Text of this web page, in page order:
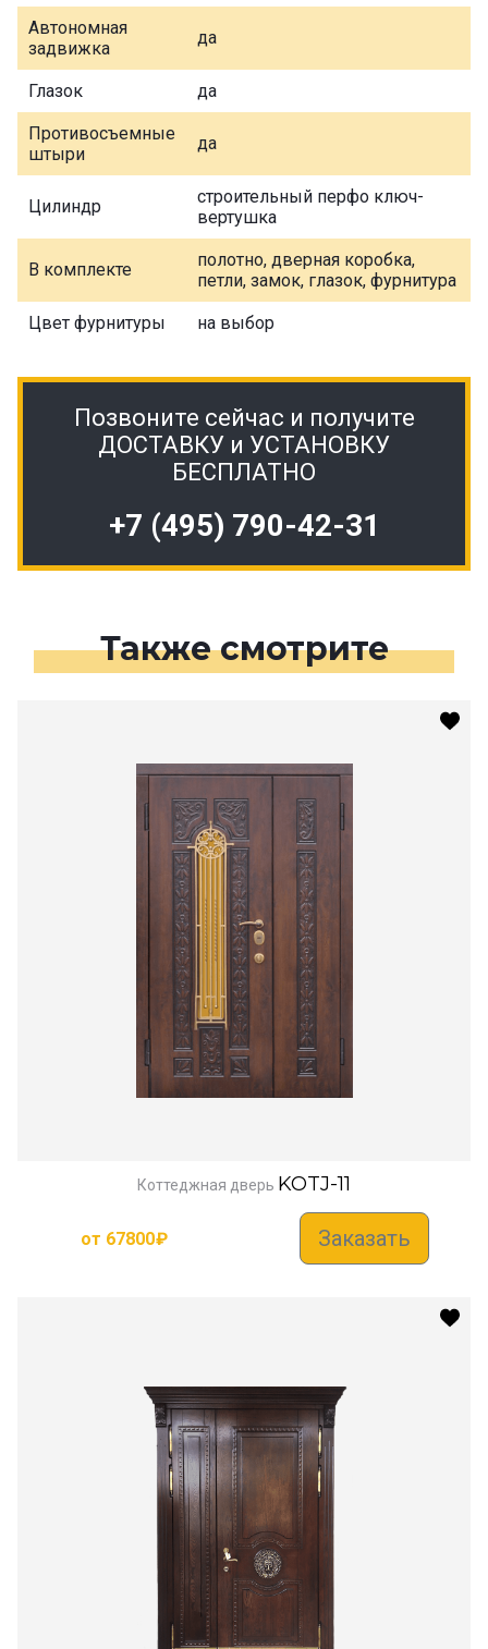
Автономная
задвижка
да
Глазок да
Противосъемные
штыри
да
Цилиндр
строительный перфо ключ-
вертушка
В комплекте
полотно, дверная коробка,
петли, замок, глазок, фурнитура
Цвет фурнитуры на выбор
Позвоните сейчас и получите
ДОСТАВКУ и УСТАНОВКУ
БЕСПЛАТНО
+7 (495) 790-42-31
Также смотрите
Коттеджная дверь KOTJ-11
от 67800₽ Заказать